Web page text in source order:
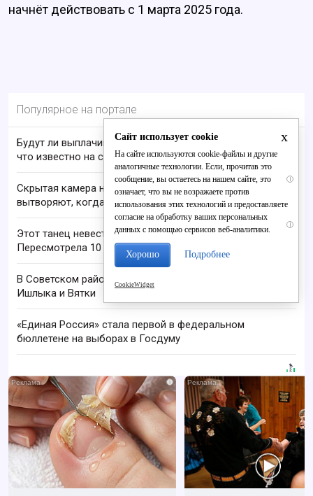
начнёт действовать с 1 марта 2025 года.
Популярное на портале
Будут ли выплачивать 13-ю пенсию в 2026 году:
что известно на сегодня
i
Скрытая камера на пляже Крыма: Что люди
вытворяют, когда их не видят...
i
Этот танец невесты оставит вас без слов!
Пересмотрела 10 раз
В Советском районе вернули доступ к берегу
Ишлыка и Вятки
«Единая Россия» стала первой в федеральном
бюллетене на выборах в Госдуму
i
x
Сайт использует cookie
На сайте используются cookie-файлы и другие
аналогичные технологии. Если, прочитав это
сообщение, вы остаетесь на нашем сайте, это
означает, что вы не возражаете против
использования этих технологий и предоставляете
согласие на обработку ваших персональных
данных с помощью сервисов веб-аналитики.
Хорошо Подробнее
CookieWidget